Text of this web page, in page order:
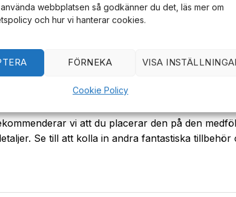
webbplatsen så godkänner du det, läs mer om
och hur vi hanterar cookies.
FÖRNEKA VISA
Cookie Policy
visuell effekt. Detta material erbjuder en hållbar
för att efterlikna originaldesignen.
detaljerat grepp.
vi att du placerar den på den
Se till att kolla in andra fantastiska